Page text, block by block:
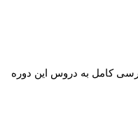
کامل به دروس این دوره